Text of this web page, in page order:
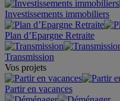
Investissements immobiliers
Plan d’Epargne Retraite
Transmission
Vos projets
Partir en vacances